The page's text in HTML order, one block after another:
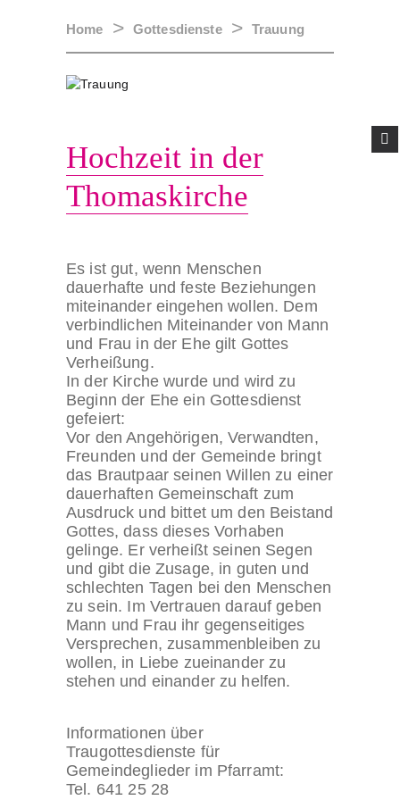
Home Gottesdienste Trauung
Hochzeit in der
Thomaskirche
Es ist gut, wenn Menschen
dauerhafte und feste Beziehungen
miteinander eingehen wollen. Dem
verbindlichen Miteinander von Mann
und Frau in der Ehe gilt Gottes
Verheißung.
In der Kirche wurde und wird zu
Beginn der Ehe ein Gottesdienst
gefeiert:
Vor den Angehörigen, Verwandten,
Freunden und der Gemeinde bringt
das Brautpaar seinen Willen zu einer
dauerhaften Gemeinschaft zum
Ausdruck und bittet um den Beistand
Gottes, dass dieses Vorhaben
gelinge. Er verheißt seinen Segen
und gibt die Zusage, in guten und
schlechten Tagen bei den Menschen
zu sein. Im Vertrauen darauf geben
Mann und Frau ihr gegenseitiges
Versprechen, zusammenbleiben zu
wollen, in Liebe zueinander zu
stehen und einander zu helfen.
Informationen über
Traugottesdienste für
Gemeindeglieder im Pfarramt:
Tel. 641 25 28